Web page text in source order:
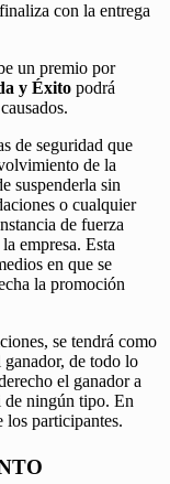
finaliza con la entrega
un premio por
y Éxito podrá
de seguridad que
de la
suspenderla sin
o cualquier
de fuerza
empresa. Esta
en que se
la promoción
se tendrá como
de todo lo
el ganador a
de ningún tipo. En
los participantes.